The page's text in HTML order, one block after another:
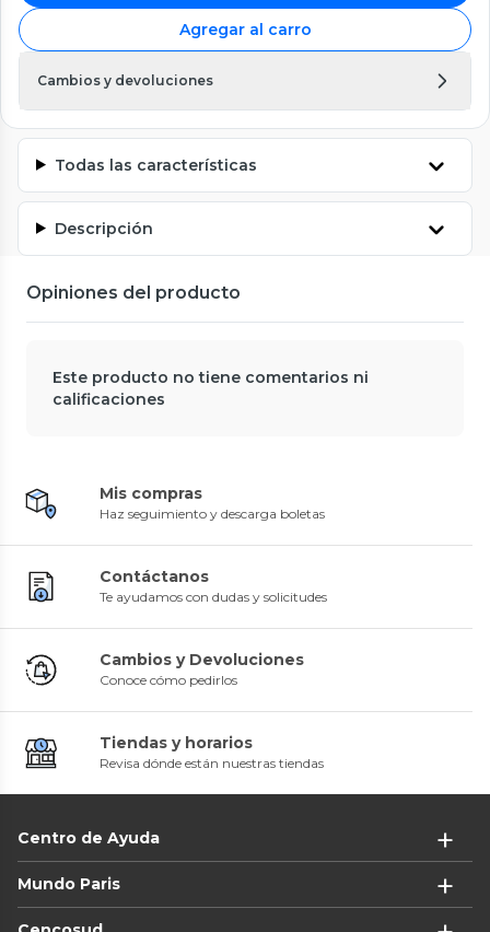
Agregar al carro
Cambios y devoluciones
Todas las características
Descripción
Opiniones del producto
Este producto no tiene comentarios ni
calificaciones
Mis compras
Haz seguimiento y descarga boletas
Contáctanos
Te ayudamos con dudas y solicitudes
Cambios y Devoluciones
Conoce cómo pedirlos
Tiendas y horarios
Revisa dónde están nuestras tiendas
Centro de Ayuda
Mundo Paris